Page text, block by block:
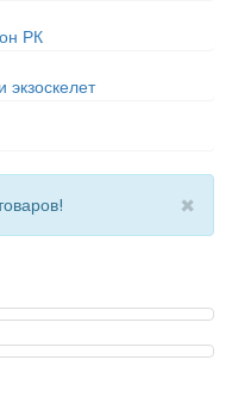
РК
×